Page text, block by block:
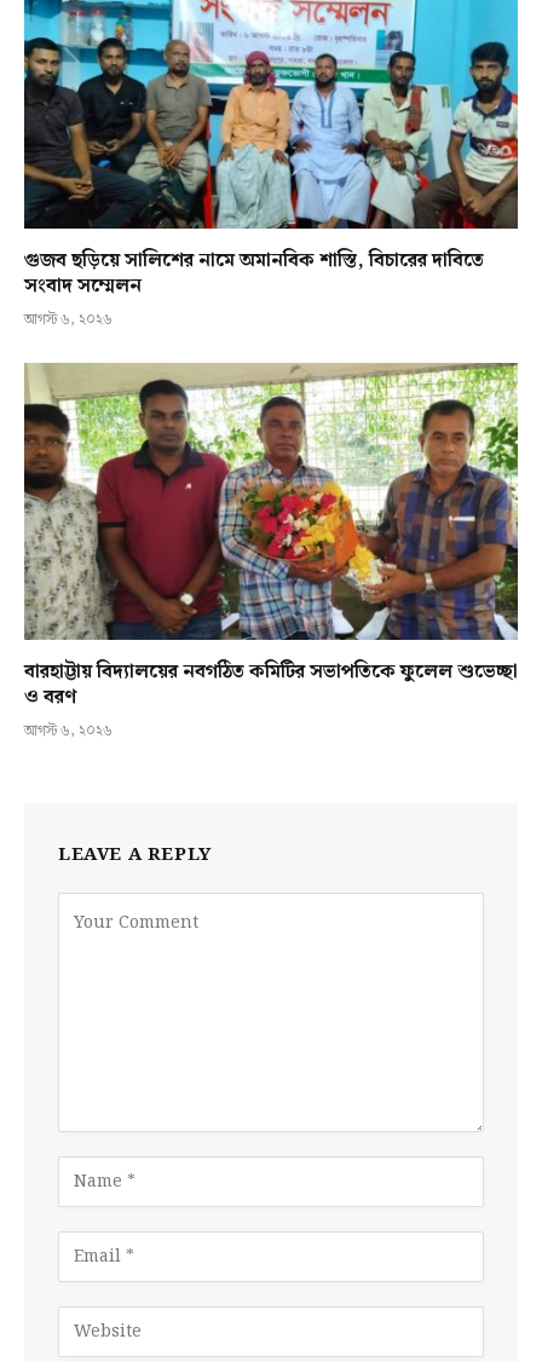
গুজব ছড়িয়ে সালিশের নামে অমানবিক শাস্তি, বিচারের দাবিতে
সংবাদ সম্মেলন
আগস্ট ৬, ২০২৬
বারহাট্টায় বিদ্যালয়ের নবগঠিত কমিটির সভাপতিকে ফুলেল শুভেচ্ছা
ও বরণ
আগস্ট ৬, ২০২৬
LEAVE A REPLY